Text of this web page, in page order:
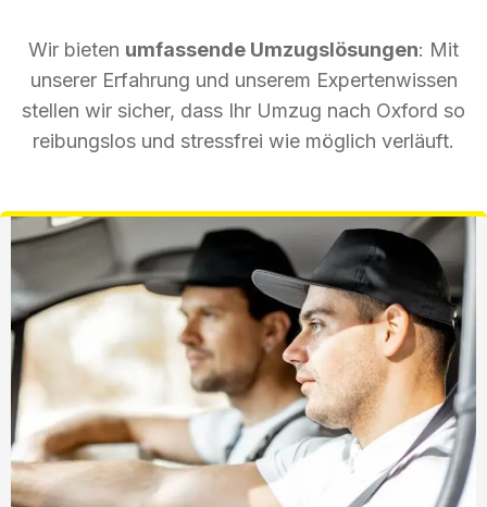
Wir bieten umfassende Umzugslösungen: Mit
unserer Erfahrung und unserem Expertenwissen
stellen wir sicher, dass Ihr Umzug nach Oxford so
reibungslos und stressfrei wie möglich verläuft.